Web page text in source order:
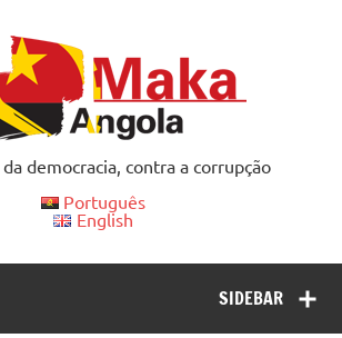
democracia, contra a corrupção
Português
English
SIDEBAR